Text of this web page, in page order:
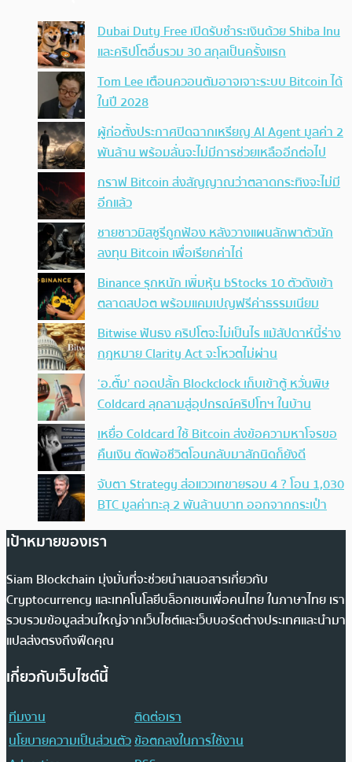
Dubai Duty Free เปิดรับชำระเงินด้วย Shiba Inu
และคริปโตอื่นรวม 30 สกุลเป็นครั้งแรก
Tom Lee เตือนควอนตัมอาจเจาะระบบ Bitcoin ได้
ในปี 2028
ผู้ก่อตั้งประกาศปิดฉากเหรียญ AI Agent มูลค่า 2
พันล้าน พร้อมลั่นจะไม่มีการช่วยเหลืออีกต่อไป
กราฟ Bitcoin ส่งสัญญาณว่าตลาดกระทิงจะไม่มี
อีกแล้ว
ชายชาวมิสซูรีถูกฟ้อง หลังวางแผนลักพาตัวนัก
ลงทุน Bitcoin เพื่อเรียกค่าไถ่
Binance รุกหนัก เพิ่มหุ้น bStocks 10 ตัวดังเข้า
ตลาดสปอต พร้อมแคมเปญฟรีค่าธรรมเนียม
Bitwise ฟันธง คริปโตจะไม่เป็นไร แม้สัปดาห์นี้ร่าง
กฎหมาย Clarity Act จะโหวตไม่ผ่าน
‘อ.ตั๊ม’ ถอดปลั้ก Blockclock เก็บเข้าตู้ หวั่นพิษ
Coldcard ลุกลามสู่อุปกรณ์คริปโทฯ ในบ้าน
เหยื่อ Coldcard ใช้ Bitcoin ส่งข้อความหาโจรขอ
คืนเงิน ตัดพ้อชีวิตโอนกลับมาสักนิดก็ยังดี
จับตา Strategy ส่อแววเทขายรอบ 4 ? โอน 1,030
BTC มูลค่าทะลุ 2 พันล้านบาท ออกจากกระเป๋า
เป้าหมายของเรา
Siam Blockchain มุ่งมั่นที่จะช่วยนำเสนอสารเกี่ยวกับ
Cryptocurrency และเทคโนโลยีบล็อกเชนเพื่อคนไทย ในภาษาไทย เรา
รวบรวมข้อมูลส่วนใหญ่จากเว็บไซต์และเว็บบอร์ดต่างประเทศและนำมา
แปลส่งตรงถึงฟีดคุณ
เกี่ยวกับเว็บไซต์นี้
ทีมงาน
ติดต่อเรา
นโยบายความเป็นส่วนตัวข้อตกลงในการใช้งาน